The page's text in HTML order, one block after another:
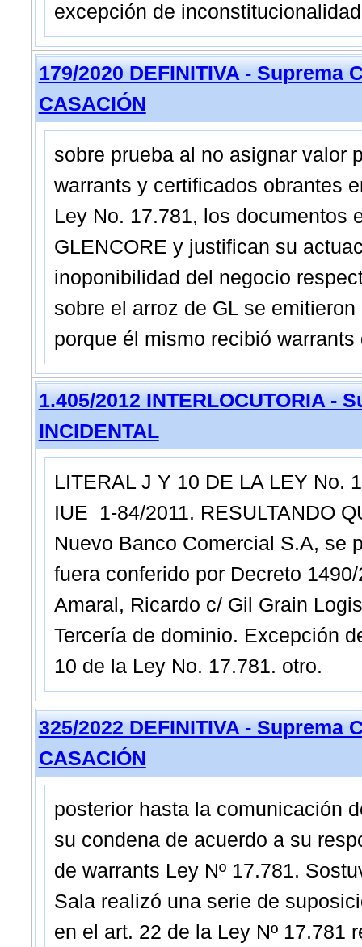
excepción de
179/2020 DEFINITIVA - Suprema
CASACIÓN
sobre prueba al no asignar valor
warrants y certificados obrantes
Ley No. 17.781, los documentos
GLENCORE y justifican su
inoponibilidad del negocio
sobre el arroz de GL se
porque él mismo recibió warrants
1.405/2012 INTERLOCUTORIA -
INCIDENTAL
LITERAL J Y 10 DE LA LEY No.
IUE 1-84/2011. RESULTANDO
Nuevo Banco Comercial S.A, se
fuera conferido por Decreto
Amaral, Ricardo c/ Gil Grain
Tercería de dominio. Excepción
10 de la Ley No. 17.781. otro.
325/2022 DEFINITIVA - Suprema
CASACIÓN
posterior hasta la comunicación
su condena de acuerdo a su
de warrants Ley Nº 17.781.
Sala realizó una serie de
en el art. 22 de la Ley Nº 17.781